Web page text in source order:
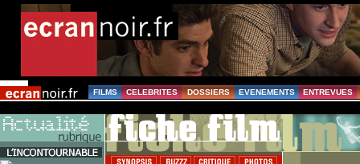
FILMS CELEBRITES DOSSIERS EVENEMENTS ENTREVUES